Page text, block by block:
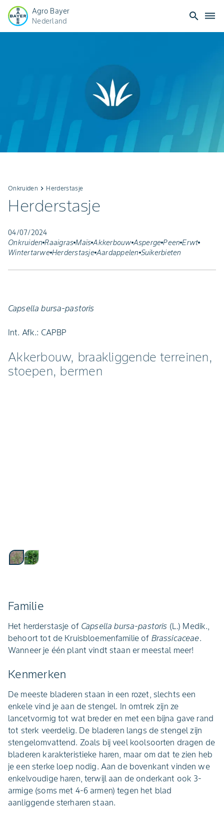
Agro Bayer
Nederland
search dehaze
Onkruiden keyboard_arrow_right Herderstasje
Herderstasje
04/07/2024
Onkruiden Raaigras Maïs Akkerbouw Asperge Peen Erwt
Wintertarwe Herderstasje Aardappelen Suikerbieten
Capsella bursa-pastoris
Int. Afk.: CAPBP
Akkerbouw, braakliggende terreinen,
stoepen, bermen
Familie
Het herderstasje of Capsella bursa-pastoris (L.) Medik.,
behoort tot de Kruisbloemenfamilie of Brassicaceae.
Wanneer je één plant vindt staan er meestal meer!
Kenmerken
De meeste bladeren staan in een rozet, slechts een
enkele vind je aan de stengel. In omtrek zijn ze
lancetvormig tot wat breder en met een bijna gave rand
tot sterk veerdelig. De bladeren langs de stengel zijn
stengelomvattend. Zoals bij veel koolsoorten dragen de
bladeren karakteristieke haren, maar om dat te zien heb
je een sterke loep nodig. Aan de bovenkant vinden we
enkelvoudige haren, terwijl aan de onderkant ook 3-
armige (soms met 4-6 armen) tegen het blad
aanliggende sterharen staan.